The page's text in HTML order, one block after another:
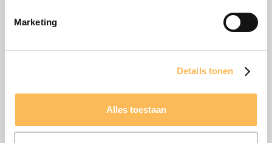
Marketing
Details tonen
Alles toestaan
Binnen- en
buitenreclame